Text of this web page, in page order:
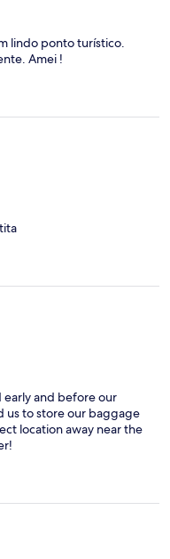
lindo ponto turístico.
Amei !
early and before our
us to store our baggage
location away near the